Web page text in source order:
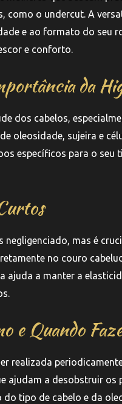
como o undercut. A
e ao formato do seu
e conforto.
da
dos cabelos,
oleosidade, sujeira e
específicos para o seu
mas é
no couro
ajuda a manter a
e Quando
realizada
ajudam a desobstruir os
tipo de cabelo e da